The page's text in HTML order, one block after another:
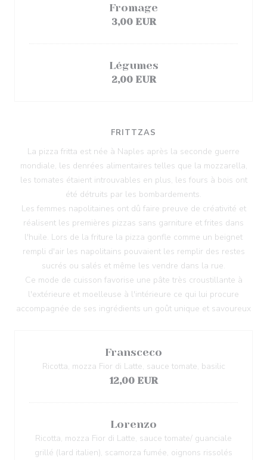
Fromage
3,00 EUR
Légumes
2,00 EUR
FRITTZAS
La pizza fritta est née à Naples après la seconde guerre
mondiale, les denrées alimentaires telles que la mozzarella,
les tomates étaient introuvables en plus, les fours à bois ont
été détruits par les bombardements.
Les femmes napolitaines ont dû faire preuve de créativité et
réalisent les premières pizzas sans garniture et frites dans
l'huile. Lors de la friture la pizza gonfle comme un beignet
rempli d'air les napolitains pouvaient les remplir des restes
sucrés ou salés et même les vendre dans la rue.
Ce mode de cuisson favorise une pâte très croustillante à
l'extérieure et moelleuse à l'intérieure ce qui lui procure
accompagnée de ses ingrédients un goût unique et savoureux
Fransceco
Ricotta, mozza Fior di Latte, sauce tomate, basilic
12,00 EUR
Lorenzo
Ricotta, mozza Fior di Latte, sauce tomate/ guanciale
grillé (lard italien), scamorza fumée, oignons rissolés